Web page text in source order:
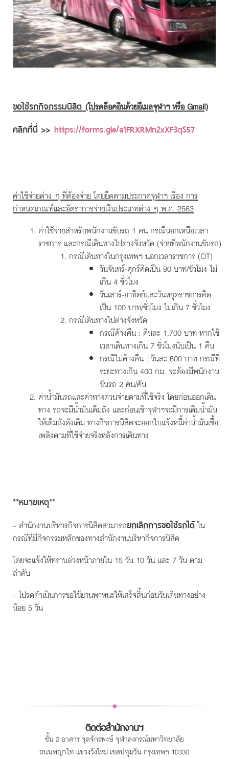
ขอใช้รถกิจกรรมนิสิต (โปรดล็อคอินด้วยอีเมลจุฬาฯ หรือ Gmail)
คลิกที่นี่ >> https://forms.gle/a1FRXRMn2xXF3qS57
ค่าใช้จ่ายต่าง ๆ ที่ต้องจ่าย โดยยึดตามประกาศจุฬาฯ เรื่อง การ
กำหนดเกณฑ์และอัตราการจ่ายเงินประเภทต่าง ๆ พ.ศ. 2563
ค่าใช้จ่ายสำหรับพนักงานขับรถ 1 คน กรณีนอกเหนือเวลา
ราชการ และกรณีเดินทางไปต่างจังหวัด (จ่ายที่พนักงานขับรถ)
กรณีเดินทางในกรุงเทพฯ นอกเวลาราชการ (OT)
วันจันทร์-ศุกร์คิดเป็น 90 บาท/ชั่วโมง ไม่
เกิน 4 ชั่วโมง
วันเสาร์-อาทิตย์และวันหยุดราชการคิด
เป็น 100 บาท/ชั่วโมง ไม่เกิน 7 ชั่วโมง
กรณีเดินทางไปต่างจังหวัด
กรณีค้างคืน : คืนละ 1,700 บาท หากใช้
เวลาเดินทางเกิน 7 ชั่วโมงนับเป็น 1 คืน
กรณีไม่ค้างคืน : วันละ 600 บาท กรณีที่
ระยะทางเกิน 400 กม. จะต้องมีพนักงาน
ขับรถ 2 คน/คัน
ค่าน้ำมันรถและค่าทางด่วนจ่ายตามที่ใช้จริง โดยก่อนออกเดิน
ทาง รถจะมีน้ำมันเต็มถัง และก่อนเข้าจุฬาฯจะมีการเติมน้ำมัน
ให้เต็มถังดังเดิม ทางกิจการนิสิตจะออกใบแจ้งหนี้ค่าน้ำมันเชื้อ
เพลิงตามที่ใช้จ่ายจริงหลังการเดินทาง
**หมายเหตุ**
– สำนักงานบริหารกิจการนิสิตสามารถยกเลิกการขอใช้รถได้ใน
กรณีที่มีกิจกรรมหลักของทางสำนักงานบริหากิจการนิสิต
โดยจะแจ้งให้ทราบล่วงหน้าภายใน 15 วัน 10 วัน และ 7 วัน ตาม
ลำดับ
– โปรดดำเนินการขอใช้ยานพาหนะให้เสร็จสิ้นก่อนวันเดินทางอย่าง
น้อย 5 วัน
ติดต่อสำนักงานฯ
ชั้น 2 อาคาร จุลจักรพงษ์ จุฬาลงกรณ์มหาวิทยาลัย
ถนนพญาไท แขวงวังใหม่ เขตปทุมวัน กรุงเทพฯ 10330